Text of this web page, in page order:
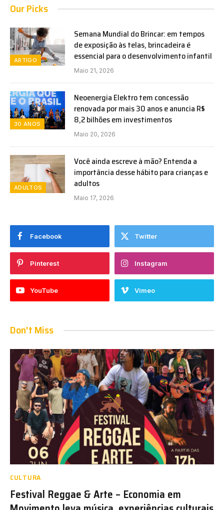
Our Picks
ARTIGO
Semana Mundial do Brincar: em tempos
de exposição às telas, brincadeira é
essencial para o desenvolvimento infantil
Maio 21, 2026
30 ANOS
Neoenergia Elektro tem concessão
renovada por mais 30 anos e anuncia R$
8,2 bilhões em investimentos
Maio 20, 2026
ADULTOS
Você ainda escreve à mão? Entenda a
importância desse hábito para crianças e
adultos
Maio 17, 2026
Facebook Twitter
Pinterest Instagram
YouTube Vimeo
Don't Miss
CULTURA
Festival Reggae & Arte – Economia em